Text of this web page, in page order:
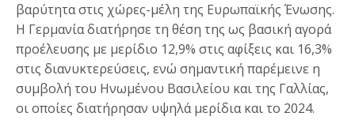
βαρύτητα στις χώρες-μέλη της Ευρωπαϊκής Ένωσης.
Η Γερμανία διατήρησε τη θέση της ως βασική αγορά
προέλευσης με μερίδιο 12,9% στις αφίξεις και 16,3%
στις διανυκτερεύσεις, ενώ σημαντική παρέμεινε η
συμβολή του Ηνωμένου Βασιλείου και της Γαλλίας,
οι οποίες διατήρησαν υψηλά μερίδια και το 2024.